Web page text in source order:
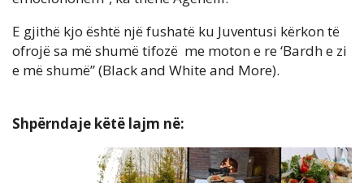
E gjithë kjo është një fushatë ku Juventusi kërkon të
ofrojë sa më shumë tifozë me moton e re ‘Bardh e zi
e më shumë” (Black and White and More).
Shpërndaje këtë lajm në: